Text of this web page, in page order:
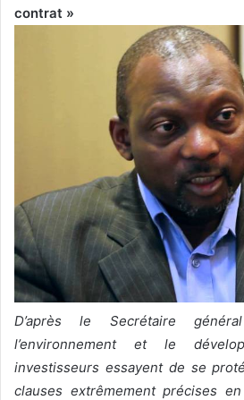
contrat »
D’après le Secrétaire
l’environnement et le
investisseurs essayent de se
clauses extrêmement précises